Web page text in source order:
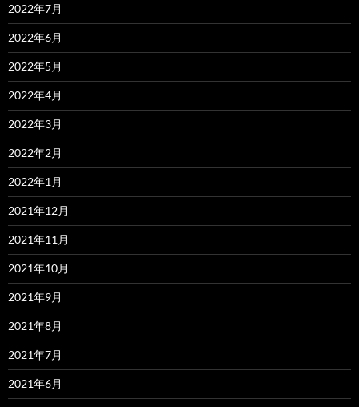
2022年7月
2022年6月
2022年5月
2022年4月
2022年3月
2022年2月
2022年1月
2021年12月
2021年11月
2021年10月
2021年9月
2021年8月
2021年7月
2021年6月